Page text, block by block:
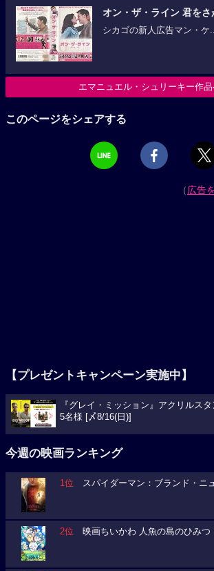
オン・ザ・ライン 君をさ
シカゴの新人広告マン・ケ
エマニュエル・シュリーキー作
このページをシェアする
（広告
【プレゼントキャンペーン実施中】
『グレイ・ミッション』アクリルスタ
5名様 [〆8/16(日)]
今週の映画ランキング
1位 スパイダーマン：ブランド・ニ
2位 映画ちいかわ 人魚の島のひみつ